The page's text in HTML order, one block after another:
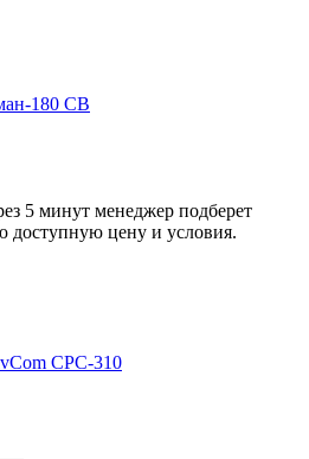
180 СВ
5 минут менеджер подберет
доступную цену и условия.
CPC-310